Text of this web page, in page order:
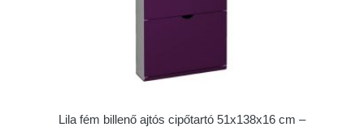
Lila fém billenő ajtós cipőtartó 51x138x16 cm –